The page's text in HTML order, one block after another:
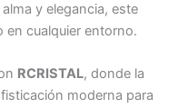
y elegancia, este
en cualquier entorno.
RCRISTAL, donde la
moderna para